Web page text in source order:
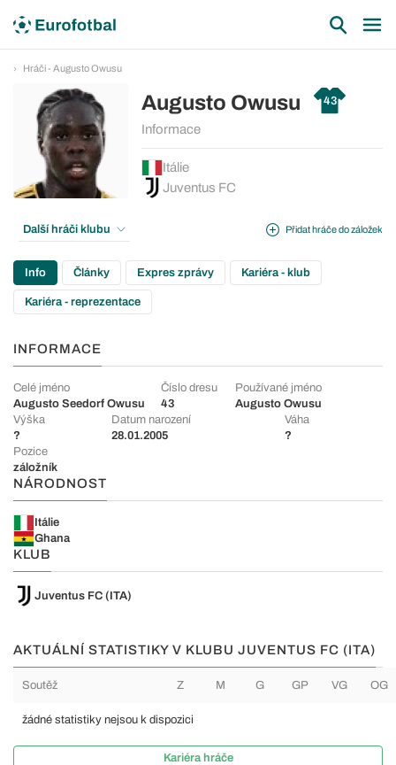
Hráči - Augusto Owusu
Augusto Owusu 43
Informace
Itálie
Juventus FC
Přidat hráče do záložek
Další hráči klubu
Info Články Expres zprávy Kariéra - klub
Kariéra - reprezentace
INFORMACE
Celé jméno
Augusto Seedorf Owusu
Číslo dresu
43
Používané jméno
Augusto Owusu
Výška
?
Datum narození
28.01.2005
Váha
?
Pozice
záložník
NÁRODNOST
Itálie
Ghana
KLUB
Juventus FC (ITA)
AKTUÁLNÍ STATISTIKY V KLUBU JUVENTUS FC (ITA)
Soutěž Z M G GP VG OG
žádné statistiky nejsou k dispozici
Kariéra hráče